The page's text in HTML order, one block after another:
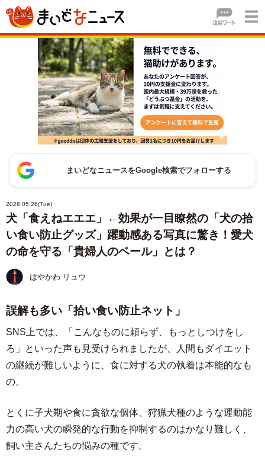
まいどなニュースをGoogle検索でフォローする
2026.05.26(Tue)
犬「食えねエエエ」←効果が一目瞭然の「犬の拾
い食い防止グッズ」躍動感ある写真に驚き！愛犬
の命を守る「貴婦人のベール」とは？
はやかわ リュウ
誤解も多い「拾い食い防止ネット」
SNS上では、「こんなものに頼らず、もっとしつけをし
ろ」といった声も見受けられましたが、人間もダイエット
の継続が難しいように、食に対する犬の執着は本能的なも
の。
とくに子犬期や食に貪欲な個体、狩猟犬種のような運動能
力の高い犬の瞬発的な行動を抑制するのはかなり難しく、
飼い主さんたちの悩みの種です。